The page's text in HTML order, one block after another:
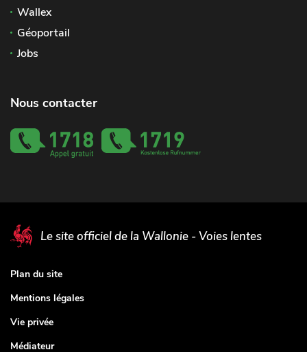
Wallex
Géoportail
Jobs
Nous contacter
Le site officiel de la Wallonie - Voies lentes
Plan du site
Mentions légales
Vie privée
Médiateur